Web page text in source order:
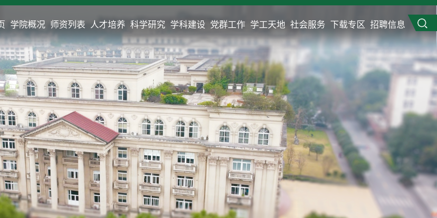
学院概况 师资列表 人才培养 科学研究 学科建设 党群工作 学工天地 社会服务 下载专区 招聘信息